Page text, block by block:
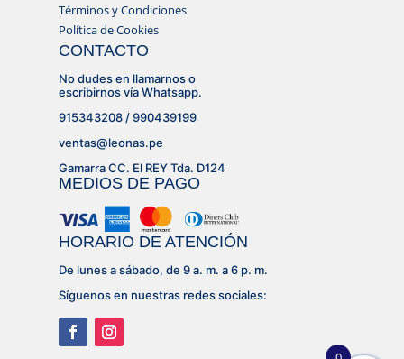
Términos y Condiciones
Política de Cookies
CONTACTO
No dudes en llamarnos o
escribirnos vía Whatsapp.
915343208 / 990439199
ventas@leonas.pe
Gamarra CC. El REY Tda. D124
MEDIOS DE PAGO
HORARIO DE ATENCIÓN
De lunes a sábado, de 9 a. m. a 6 p. m.
Síguenos en nuestras redes sociales: